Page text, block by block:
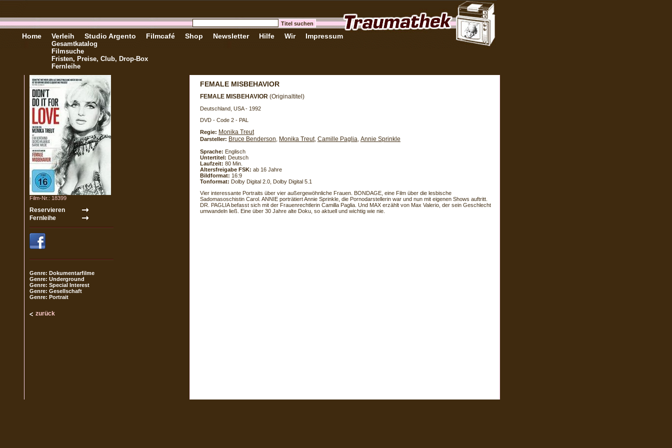
Home Verleih
Gesamtkatalog
Filmsuche
Fristen, Preise, Club, Drop-Box
Fernleihe
Studio Argento Filmcafé Shop Newsletter Hilfe Wir Impressum
Film-Nr.: 18399
Genre: Dokumentarfilme
Genre: Underground
Genre: Special Interest
Genre: Gesellschaft
Genre: Portrait
zurück
FEMALE MISBEHAVIOR
FEMALE MISBEHAVIOR (Originaltitel)
Deutschland, USA - 1992
DVD - Code 2 - PAL
Regie: Monika Treut
Darsteller: Bruce Benderson Monika Treut, Camille Paglia Annie Sprinkle
Sprache: Englisch
Untertitel: Deutsch
Laufzeit: 80 Min.
Altersfreigabe FSK: ab 16 Jahre
Bildformat: 16:9
Tonformat: Dolby Digital 2.0, Dolby Digital 5.1
Vier interessante Portraits über vier außergewöhnliche Frauen. BONDAGE, eine Film über die lesbische
Sadomasoschistin Carol. ANNIE porträtiert Annie Sprinkle, die Pornodarstellerin war und nun mit eigenen Shows auftritt.
DR. PAGLIA befasst sich mit der Frauenrechtlerin Camilla Paglia. Und MAX erzählt von Max Valerio, der sein Geschlecht
umwandeln ließ. Eine über 30 Jahre alte Doku, so aktuell und wichtig wie nie.